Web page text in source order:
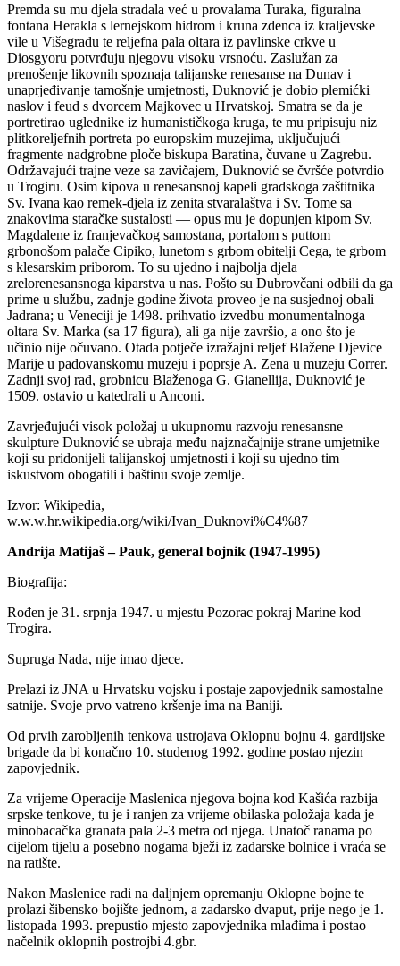
Premda su mu djela stradala već u provalama Turaka, figuralna
fontana Herakla s lernejskom hidrom i kruna zdenca iz kraljevske
vile u Višegradu te reljefna pala oltara iz pavlinske crkve u
Diosgyoru potvrđuju njegovu visoku vrsnoću. Zaslužan za
prenošenje likovnih spoznaja talijanske renesanse na Dunav i
unaprjeđivanje tamošnje umjetnosti, Duknović je dobio plemićki
naslov i feud s dvorcem Majkovec u Hrvatskoj. Smatra se da je
portretirao uglednike iz humanističkoga kruga, te mu pripisuju niz
plitkoreljefnih portreta po europskim muzejima, uključujući
fragmente nadgrobne ploče biskupa Baratina, čuvane u Zagrebu.
Održavajući trajne veze sa zavičajem, Duknović se čvršće potvrdio
u Trogiru. Osim kipova u renesansnoj kapeli gradskoga zaštitnika
Sv. Ivana kao remek-djela iz zenita stvaralaštva i Sv. Tome sa
znakovima staračke sustalosti — opus mu je dopunjen kipom Sv.
Magdalene iz franjevačkog samostana, portalom s puttom
grbonošom palače Cipiko, lunetom s grbom obitelji Cega, te grbom
s klesarskim priborom. To su ujedno i najbolja djela
zrelorenesansnoga kiparstva u nas. Pošto su Dubrovčani odbili da ga
prime u službu, zadnje godine života proveo je na susjednoj obali
Jadrana; u Veneciji je 1498. prihvatio izvedbu monumentalnoga
oltara Sv. Marka (sa 17 figura), ali ga nije završio, a ono što je
učinio nije očuvano. Otada potječe izražajni reljef Blažene Djevice
Marije u padovanskomu muzeju i poprsje A. Zena u muzeju Correr.
Zadnji svoj rad, grobnicu Blaženoga G. Gianellija, Duknović je
1509. ostavio u katedrali u Anconi.
Zavrjeđujući visok položaj u ukupnomu razvoju renesansne
skulpture Duknović se ubraja među najznačajnije strane umjetnike
koji su pridonijeli talijanskoj umjetnosti i koji su ujedno tim
iskustvom obogatili i baštinu svoje zemlje.
Izvor: Wikipedia,
w.w.w.hr.wikipedia.org/wiki/Ivan_Duknovi%C4%87
Andrija Matijaš – Pauk, general bojnik (1947-1995)
Biografija:
Rođen je 31. srpnja 1947. u mjestu Pozorac pokraj Marine kod
Trogira.
Supruga Nada, nije imao djece.
Prelazi iz JNA u Hrvatsku vojsku i postaje zapovjednik samostalne
satnije. Svoje prvo vatreno kršenje ima na Baniji.
Od prvih zarobljenih tenkova ustrojava Oklopnu bojnu 4. gardijske
brigade da bi konačno 10. studenog 1992. godine postao njezin
zapovjednik.
Za vrijeme Operacije Maslenica njegova bojna kod Kašića razbija
srpske tenkove, tu je i ranjen za vrijeme obilaska položaja kada je
minobacačka granata pala 2-3 metra od njega. Unatoč ranama po
cijelom tijelu a posebno nogama bježi iz zadarske bolnice i vraća se
na ratište.
Nakon Maslenice radi na daljnjem opremanju Oklopne bojne te
prolazi šibensko bojište jednom, a zadarsko dvaput, prije nego je 1.
listopada 1993. prepustio mjesto zapovjednika mlađima i postao
načelnik oklopnih postrojbi 4.gbr.